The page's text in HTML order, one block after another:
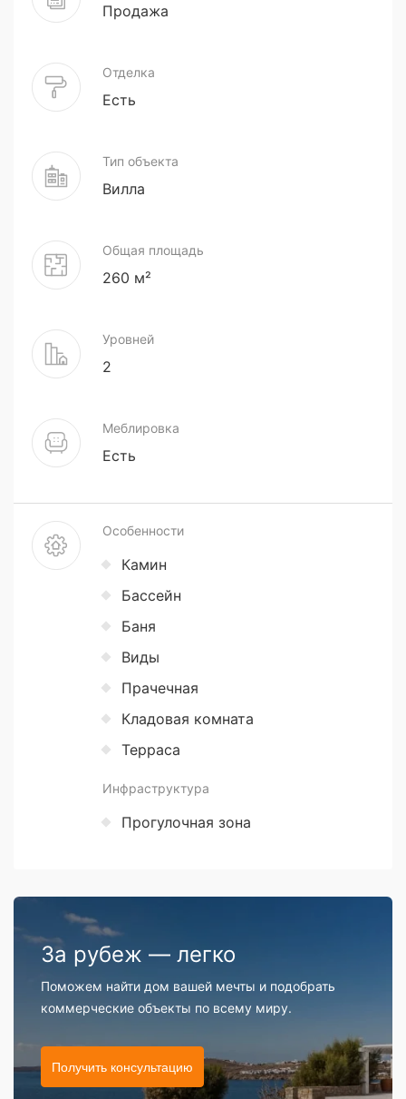
Продажа
Отделка
Есть
Тип объекта
Вилла
Общая площадь
260 м²
Уровней
2
Меблировка
Есть
Особенности
Камин
Бассейн
Баня
Виды
Прачечная
Кладовая комната
Терраса
Инфраструктура
Прогулочная зона
За рубеж — легко
Поможем найти дом вашей мечты и подобрать
коммерческие объекты по всему миру.
Получить консультацию